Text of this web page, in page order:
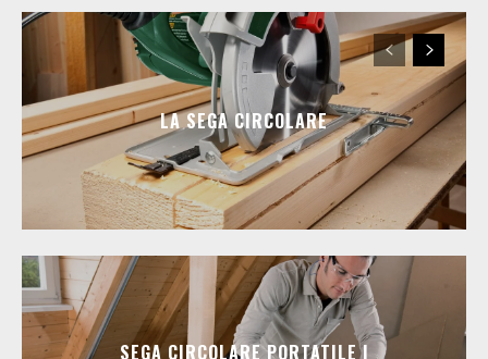
LA SEGA CIRCOLARE
SEGA CIRCOLARE PORTATILE |